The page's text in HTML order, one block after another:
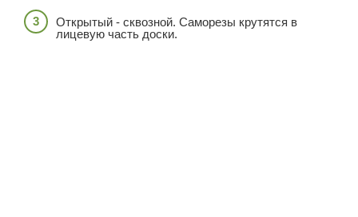
Открытый - сквозной. Саморезы крутятся в
лицевую часть доски.